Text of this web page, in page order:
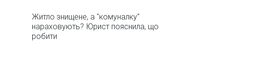
Житло знищене, а "комуналку"
нараховують? Юрист пояснила, що
робити